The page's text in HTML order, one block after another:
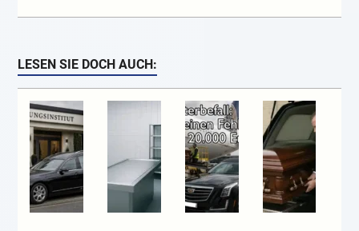
LESEN SIE DOCH AUCH: